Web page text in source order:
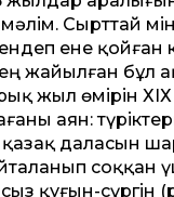
Сырт­тай
ене
жайылған
жыл өмірін
аян:
даласын
соққан
қуғын-сүргін